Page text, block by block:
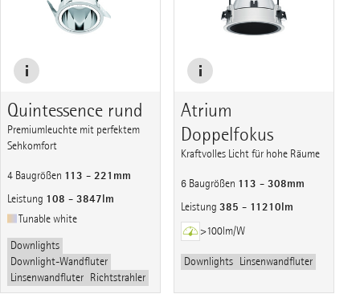
Quintessence rund
Premiumleuchte mit perfektem
Sehkomfort
4 Baugrößen 113 - 221mm
Leistung 108 - 3847lm
Tunable white
Downlights
Downlight-Wandfluter
Linsenwandfluter Richtstrahler
Atrium
Doppelfokus
Kraftvolles Licht für hohe Räume
6 Baugrößen 113 - 308mm
Leistung 385 - 11210lm
>100lm/W
Downlights Linsenwandfluter